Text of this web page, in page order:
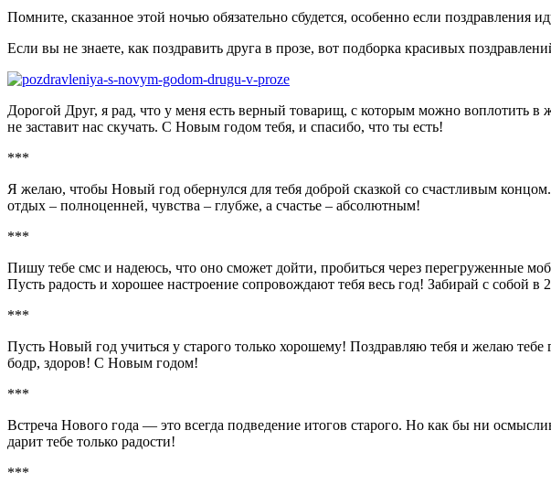
Помните, сказанное этой ночью обязательно сбудется, особенно если поздравления
Если вы не знаете, как поздравить друга в прозе, вот подборка красивых
Дорогой Друг, я рад, что у меня есть верный товарищ, с которым можно воплотить
не заставит нас скучать. С Новым годом тебя, и спасибо, что ты есть!
***
Я желаю, чтобы Новый год обернулся для тебя доброй сказкой со счастливым
отдых – полноценней, чувства – глубже, а счастье – абсолютным!
***
Пишу тебе смс и надеюсь, что оно сможет дойти, пробиться через перегруженные
Пусть радость и хорошее настроение сопровождают тебя весь год! Забирай с собой
***
Пусть Новый год учиться у старого только хорошему! Поздравляю тебя и желаю
бодр, здоров! С Новым годом!
***
Встреча Нового года — это всегда подведение итогов старого. Но как бы ни
дарит тебе только радости!
***